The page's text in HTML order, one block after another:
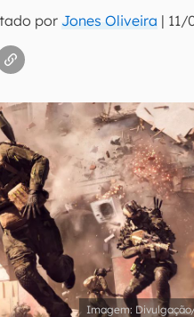
por Jones Oliveira | 11/
inscreva-se
e concordo com os Termos de Uso